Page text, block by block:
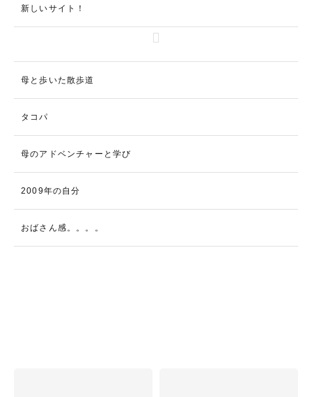
新しいサイト！
母と歩いた散歩道
タコパ
母のアドベンチャーと学び
2009年の自分
おばさん感。。。。